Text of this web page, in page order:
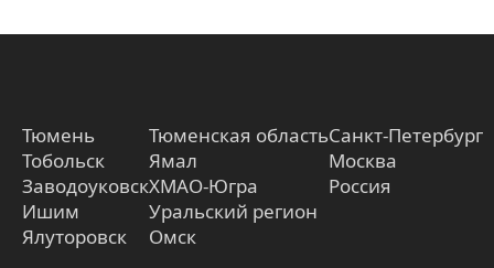
Тюмень
Тобольск
Заводоуковск
Ишим
Ялуторовск
Тюменская область
Ямал
ХМАО-Югра
Уральский регион
Омск
Санкт-Петербург
Москва
Россия